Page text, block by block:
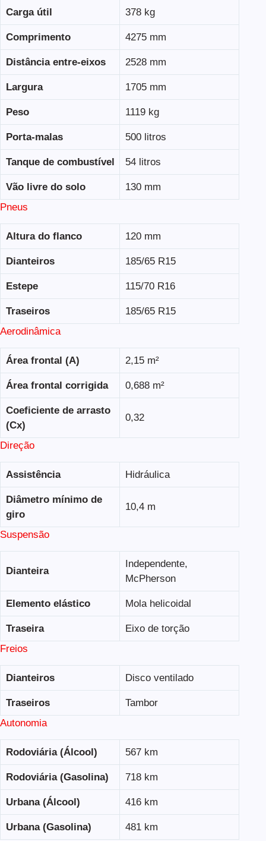
Carga útil 378 kg
Comprimento 4275 mm
Distância entre-eixos 2528 mm
Largura 1705 mm
Peso 1119 kg
Porta-malas 500 litros
Tanque de combustível 54 litros
Vão livre do solo
130 mm
Pneus
Altura do flanco 120 mm
Dianteiros 185/65 R15
Estepe 115/70 R16
Traseiros
185/65 R15
Aerodinâmica
Área frontal (A) 2,15 m²
Área frontal corrigida 0,688 m²
Coeficiente de arrasto
(Cx)
0,32
Direção
Assistência Hidráulica
Diâmetro mínimo de
giro
10,4 m
Suspensão
Dianteira
Independente,
McPherson
Elemento elástico Mola helicoidal
Traseira
Eixo de torção
Freios
Dianteiros Disco ventilado
Traseiros
Tambor
Autonomia
Rodoviária (Álcool) 567 km
Rodoviária (Gasolina) 718 km
Urbana (Álcool) 416 km
Urbana (Gasolina)
481 km